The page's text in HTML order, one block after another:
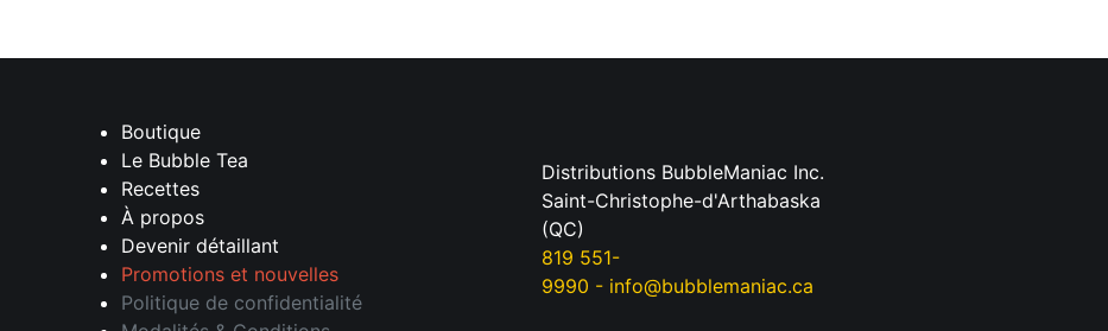
Boutique
Le Bubble Tea
Recettes
À propos
Devenir détaillant
Promotions et nouvelles
Politique de confidentialité
Distributions BubbleManiac Inc.
Saint-Christophe-d'Arthabaska
(QC)
819 551-
9990 - info@bubblemaniac.ca